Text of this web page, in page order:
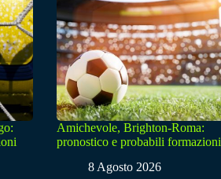
Amichevole, Brighton-Roma:
pronostico e probabili formazioni
8 Agosto 2026